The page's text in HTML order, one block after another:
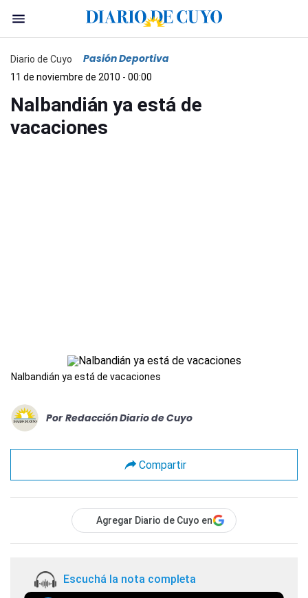
Diario de Cuyo Pasión Deportiva
11 de noviembre de 2010 - 00:00
Nalbandián ya está de
vacaciones
Nalbandián ya está de vacaciones
Por Redacción Diario de Cuyo
Compartir
Agregar Diario de Cuyo en
Escuchá la nota completa